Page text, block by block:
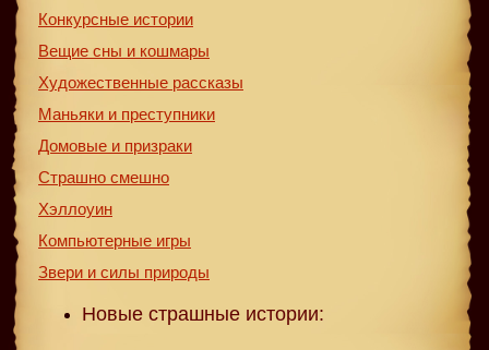
Конкурсные истории
Вещие сны и кошмары
Художественные рассказы
Маньяки и преступники
Домовые и призраки
Страшно смешно
Хэллоуин
Компьютерные игры
Звери и силы природы
Новые страшные истории: